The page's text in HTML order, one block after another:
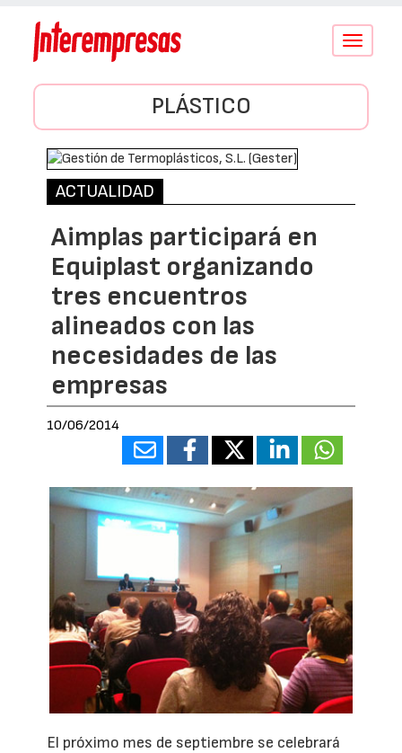
Conmutar
PLÁSTICO
ACTUALIDAD
Aimplas participará en
Equiplast organizando
tres encuentros
alineados con las
necesidades de las
empresas
10/06/2014
El próximo mes de septiembre se celebrará